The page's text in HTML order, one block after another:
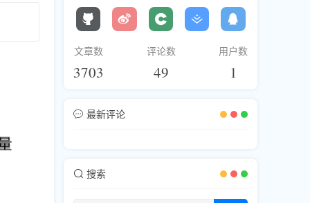
文章数
3703
评论数
49
用户数
1
最新评论
搜索